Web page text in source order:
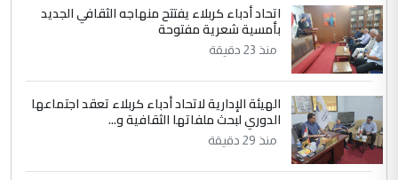
4 يوسف غزوان عصمت
التعليق : بكالوريوس فيزياء طبية متزوج و
زوجتي أيضا بكالوريوس سكني بغداد أرغب في
الموضوع :
السعودية توافق على الاستمرار في
إعطاء 100 منحة دراسية للطلبة العراقيين في
جامعاتها سنويا
اتحاد أدباء كربلاء يفتتح منهاجه الثقافي الجديد
بأمسية شعرية مفتوحة
منذ 23 دقيقة
الهيئة الإدارية لاتحاد أدباء كربلاء تعقد اجتماعها
الدوري لبحث ملفاتها الثقافية و...
منذ 29 دقيقة